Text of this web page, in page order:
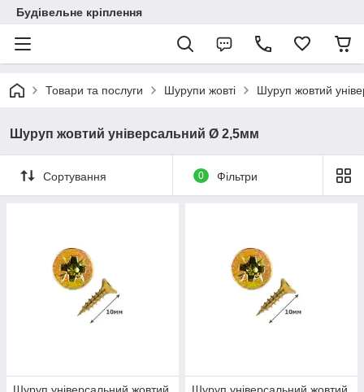
Будівельне кріплення
Товари та послуги Шурупи жовті Шуруп жовтий
Шуруп жовтий універсальний Ø 2,5мм
Сортування 0 Фільтри